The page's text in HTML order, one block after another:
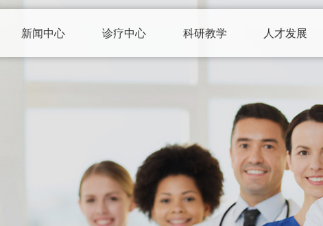
新闻中心 诊疗中心 科研教学 人才发展